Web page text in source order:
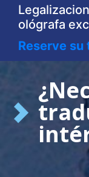
ológrafa
Reserve su